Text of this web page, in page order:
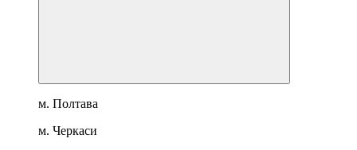
м. Полтава
м. Черкаси